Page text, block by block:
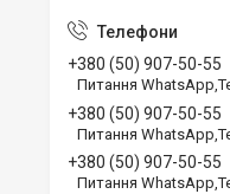
+380 (50) 907-50-55
Питання
+380 (50) 907-50-55
Питання
+380 (50) 907-50-55
Питання